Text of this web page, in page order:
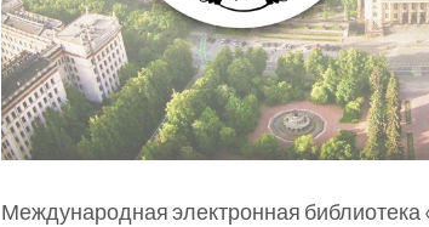
Международная электронная